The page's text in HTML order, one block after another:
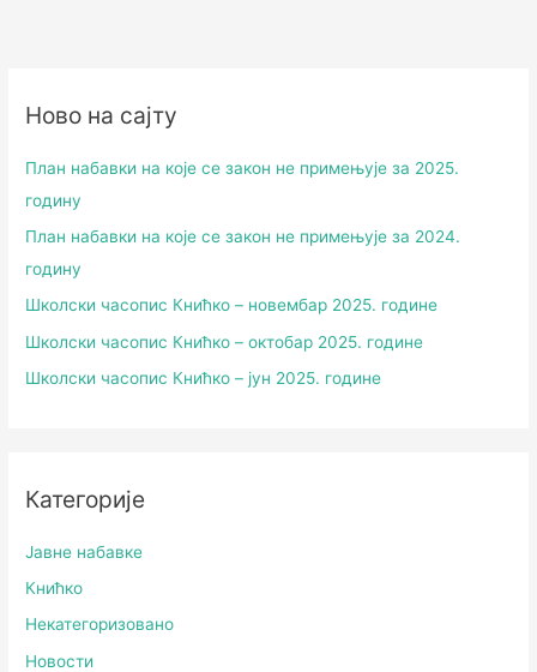
Ново на сајту
План набавки на које се закон не примењује за 2025.
годину
План набавки на које се закон не примењује за 2024.
годину
Школски часопис Книћко – новембар 2025. године
Школски часопис Книћко – октобар 2025. године
Школски часопис Книћко – јун 2025. године
Категорије
Јавне набавке
Книћко
Некатегоризовано
Новости